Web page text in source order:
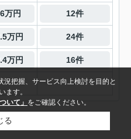
万円 12件
万円 24件
万円 16件
-
把握、サービス向上検討を目的と
ます。
いて」 をご確認ください。
る